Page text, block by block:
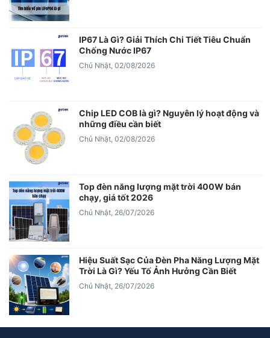
IP67 Là Gì? Giải Thích Chi Tiết Tiêu Chuẩn
Chống Nước IP67
Chủ Nhật, 02/08/2026
Chip LED COB là gì? Nguyên lý hoạt động và
những điều cần biết
Chủ Nhật, 02/08/2026
Top đèn năng lượng mặt trời 400W bán
chạy, giá tốt 2026
Chủ Nhật, 26/07/2026
Hiệu Suất Sạc Của Đèn Pha Năng Lượng Mặt
Trời Là Gì? Yếu Tố Ảnh Hưởng Cần Biết
Chủ Nhật, 26/07/2026